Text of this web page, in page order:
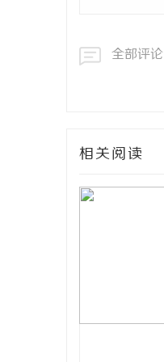
全部评论
相关阅读